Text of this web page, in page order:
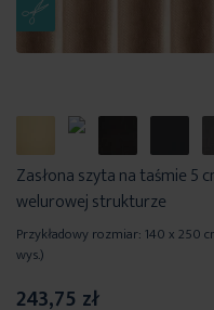
Zasłona szyta na taśmie 5
welurowej strukturze
Przykładowy rozmiar: 140 x 250
wys.)
243,75 zł